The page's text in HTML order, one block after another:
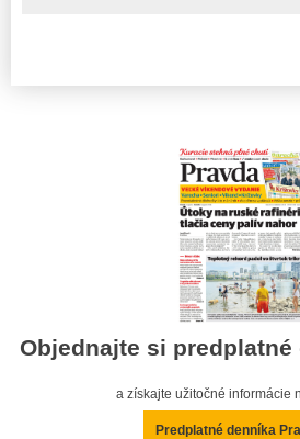
Objednajte si predplatné
a získajte užitočné informácie
Predplatné denníka